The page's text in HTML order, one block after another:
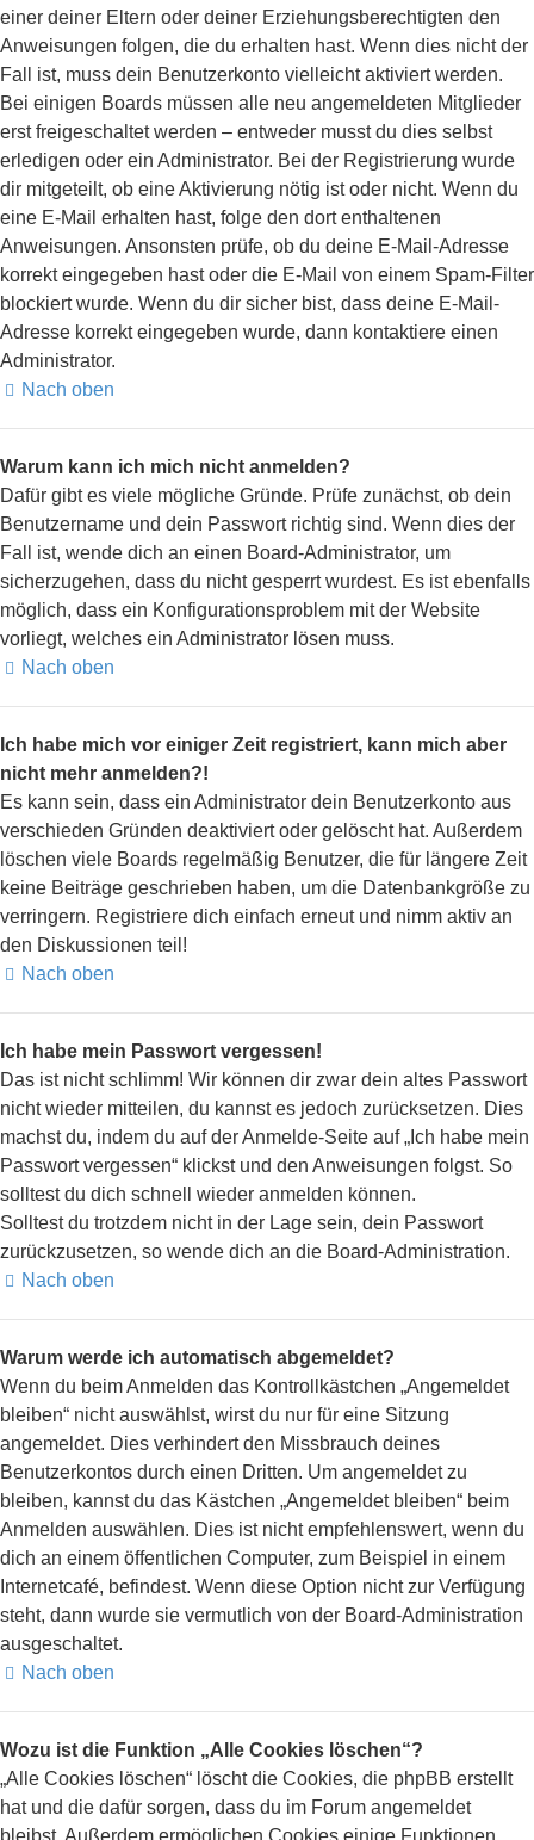
einer deiner Eltern oder deiner Erziehungsberechtigten den
Anweisungen folgen, die du erhalten hast. Wenn dies nicht der
Fall ist, muss dein Benutzerkonto vielleicht aktiviert werden.
Bei einigen Boards müssen alle neu angemeldeten Mitglieder
erst freigeschaltet werden – entweder musst du dies selbst
erledigen oder ein Administrator. Bei der Registrierung wurde
dir mitgeteilt, ob eine Aktivierung nötig ist oder nicht. Wenn du
eine E-Mail erhalten hast, folge den dort enthaltenen
Anweisungen. Ansonsten prüfe, ob du deine E-Mail-Adresse
korrekt eingegeben hast oder die E-Mail von einem Spam-Filter
blockiert wurde. Wenn du dir sicher bist, dass deine E-Mail-
Adresse korrekt eingegeben wurde, dann kontaktiere einen
Administrator.
Nach oben
Warum kann ich mich nicht anmelden?
Dafür gibt es viele mögliche Gründe. Prüfe zunächst, ob dein
Benutzername und dein Passwort richtig sind. Wenn dies der
Fall ist, wende dich an einen Board-Administrator, um
sicherzugehen, dass du nicht gesperrt wurdest. Es ist ebenfalls
möglich, dass ein Konfigurationsproblem mit der Website
vorliegt, welches ein Administrator lösen muss.
Nach oben
Ich habe mich vor einiger Zeit registriert, kann mich aber
nicht mehr anmelden?!
Es kann sein, dass ein Administrator dein Benutzerkonto aus
verschieden Gründen deaktiviert oder gelöscht hat. Außerdem
löschen viele Boards regelmäßig Benutzer, die für längere Zeit
keine Beiträge geschrieben haben, um die Datenbankgröße zu
verringern. Registriere dich einfach erneut und nimm aktiv an
den Diskussionen teil!
Nach oben
Ich habe mein Passwort vergessen!
Das ist nicht schlimm! Wir können dir zwar dein altes Passwort
nicht wieder mitteilen, du kannst es jedoch zurücksetzen. Dies
machst du, indem du auf der Anmelde-Seite auf „Ich habe mein
Passwort vergessen“ klickst und den Anweisungen folgst. So
solltest du dich schnell wieder anmelden können.
Solltest du trotzdem nicht in der Lage sein, dein Passwort
zurückzusetzen, so wende dich an die Board-Administration.
Nach oben
Warum werde ich automatisch abgemeldet?
Wenn du beim Anmelden das Kontrollkästchen „Angemeldet
bleiben“ nicht auswählst, wirst du nur für eine Sitzung
angemeldet. Dies verhindert den Missbrauch deines
Benutzerkontos durch einen Dritten. Um angemeldet zu
bleiben, kannst du das Kästchen „Angemeldet bleiben“ beim
Anmelden auswählen. Dies ist nicht empfehlenswert, wenn du
dich an einem öffentlichen Computer, zum Beispiel in einem
Internetcafé, befindest. Wenn diese Option nicht zur Verfügung
steht, dann wurde sie vermutlich von der Board-Administration
ausgeschaltet.
Nach oben
Wozu ist die Funktion „Alle Cookies löschen“?
„Alle Cookies löschen“ löscht die Cookies, die phpBB erstellt
hat und die dafür sorgen, dass du im Forum angemeldet
bleibst. Außerdem ermöglichen Cookies einige Funktionen,